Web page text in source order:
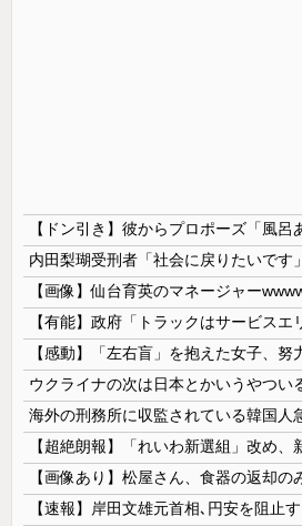
内田梨瑚受刑者「社会に戻りたいです」